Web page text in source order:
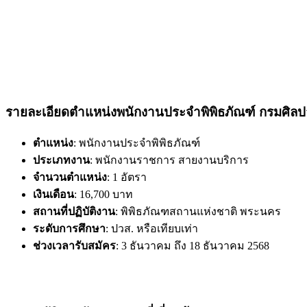
รายละเอียดตำแหน่งพนักงานประจำพิพิธภัณฑ์ กรมศิล
ตำแหน่ง: พนักงานประจำพิพิธภัณฑ์
ประเภทงาน: พนักงานราชการ สายงานบริการ
จำนวนตำแหน่ง: 1 อัตรา
เงินเดือน: 16,700 บาท
สถานที่ปฏิบัติงาน: พิพิธภัณฑสถานแห่งชาติ พระนคร
ระดับการศึกษา: ปวส. หรือเทียบเท่า
ช่วงเวลารับสมัคร: 3 ธันวาคม ถึง 18 ธันวาคม 2568